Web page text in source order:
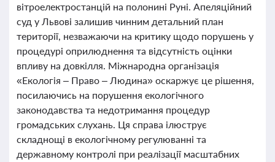
вітроелектростанцій на полонині Руні. Апеляційний
суд у Львові залишив чинним детальний план
території, незважаючи на критику щодо порушень у
процедурі оприлюднення та відсутність оцінки
впливу на довкілля. Міжнародна організація
«Екологія – Право – Людина» оскаржує це рішення,
посилаючись на порушення екологічного
законодавства та недотримання процедур
громадських слухань. Ця справа ілюструє
складнощі в екологічному регулюванні та
державному контролі при реалізації масштабних